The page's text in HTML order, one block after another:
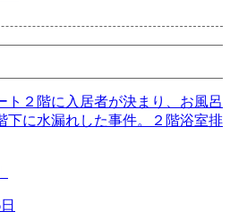
ト２階に入居者が決まり、お風呂
下に水漏れした事件。２階浴室排